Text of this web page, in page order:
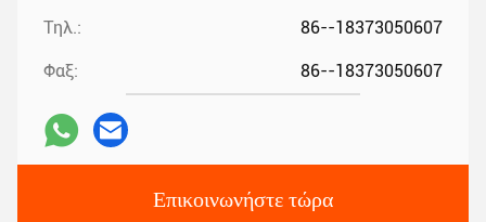
Τηλ.: 86--18373050607
Φαξ: 86--18373050607
Επικοινωνήστε τώρα